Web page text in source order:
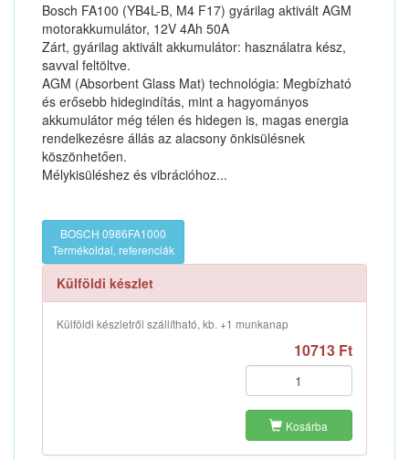
Bosch FA100 (YB4L-B, M4 F17) gyárilag aktivált AGM
motorakkumulátor, 12V 4Ah 50A
Zárt, gyárilag aktivált akkumulátor: használatra kész,
savval feltöltve.
AGM (Absorbent Glass Mat) technológia: Megbízható
és erősebb hidegindítás, mint a hagyományos
akkumulátor még télen és hidegen is, magas energia
rendelkezésre állás az alacsony önkisülésnek
köszönhetően.
Mélykisüléshez és vibrációhoz...
BOSCH 0986FA1000
Termékoldal, referenciák
Külföldi készlet
Külföldi készletről szállítható, kb. +1 munkanap
10713 Ft
Kosárba